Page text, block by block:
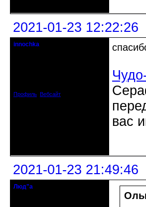
2021-01-23 12:22:26
innochka
Профиль Вебсайт
вас
2021-01-23 21:49:46
Люд"а